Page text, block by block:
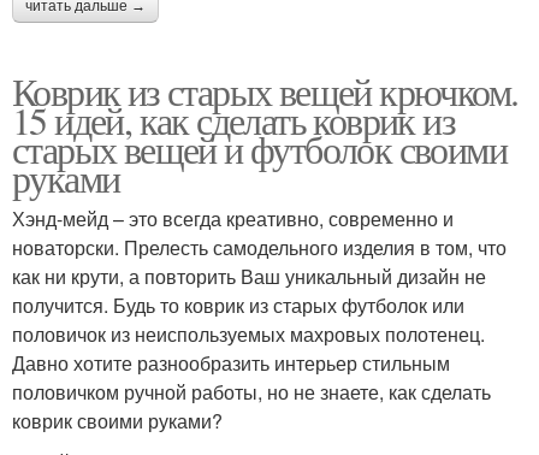
читать дальше →
Коврик из старых вещей крючком.
15 идей, как сделать коврик из
старых вещей и футболок своими
руками
Хэнд-мейд – это всегда креативно, современно и
новаторски. Прелесть самодельного изделия в том, что
как ни крути, а повторить Ваш уникальный дизайн не
получится. Будь то коврик из старых футболок или
половичок из неиспользуемых махровых полотенец.
Давно хотите разнообразить интерьер стильным
половичком ручной работы, но не знаете, как сделать
коврик своими руками?